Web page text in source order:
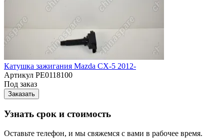
Катушка зажигания Mazda CX-5 2012-
Артикул PE0118100
Под заказ
Заказать
Узнать срок и стоимость
Оставьте телефон, и мы свяжемся с вами в рабочее время.